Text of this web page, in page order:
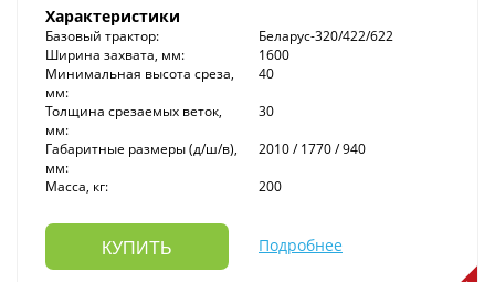
Характеристики
Базовый трактор:
Беларус-320/422/622
Ширина захвата, мм:
1600
Минимальная высота среза,
мм:
40
Толщина срезаемых веток,
мм:
30
Габаритные размеры (д/ш/в),
мм:
2010 / 1770 / 940
Масса, кг:
200
КУПИТЬ Подробнее